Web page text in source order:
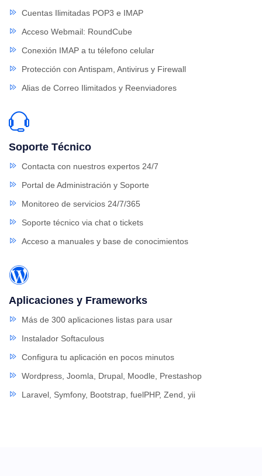
Cuentas Ilimitadas POP3 e IMAP
Acceso Webmail: RoundCube
Conexión IMAP a tu télefono celular
Protección con Antispam, Antivirus y Firewall
Alias de Correo Ilimitados y Reenviadores
Soporte Técnico
Contacta con nuestros expertos 24/7
Portal de Administración y Soporte
Monitoreo de servicios 24/7/365
Soporte técnico via chat o tickets
Acceso a manuales y base de conocimientos
Aplicaciones y Frameworks
Más de 300 aplicaciones listas para usar
Instalador Softaculous
Configura tu aplicación en pocos minutos
Wordpress, Joomla, Drupal, Moodle, Prestashop
Laravel, Symfony, Bootstrap, fuelPHP, Zend, yii